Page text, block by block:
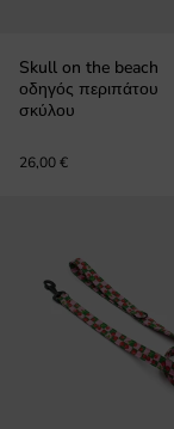
Skull on the beach
οδηγός περιπάτου
σκύλου
26,00 €